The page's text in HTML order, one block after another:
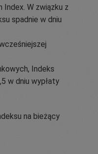
Index. W związku z
spadnie w dniu
Indeks
w dniu wypłaty
na bieżący